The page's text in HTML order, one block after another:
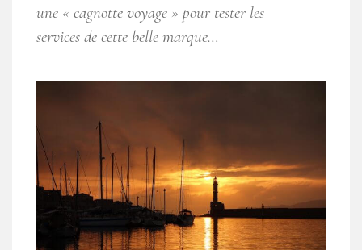
une « cagnotte voyage » pour tester les
services de cette belle marque…